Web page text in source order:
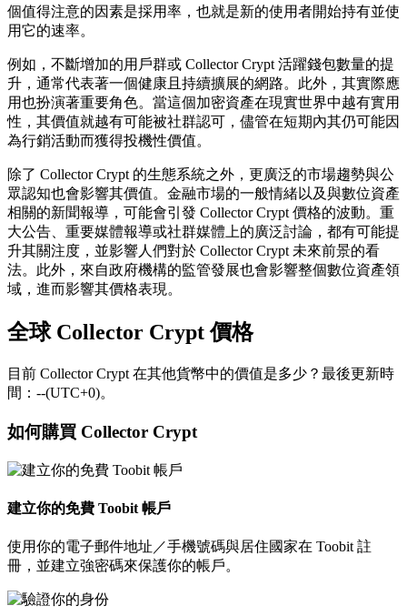
個值得注意的因素是採用率，也就是新的使用者開始持有並使
用它的速率。
例如，不斷增加的用戶群或 Collector Crypt 活躍錢包數量的提
升，通常代表著一個健康且持續擴展的網路。此外，其實際應
用也扮演著重要角色。當這個加密資產在現實世界中越有實用
性，其價值就越有可能被社群認可，儘管在短期內其仍可能因
為行銷活動而獲得投機性價值。
除了 Collector Crypt 的生態系統之外，更廣泛的市場趨勢與公
眾認知也會影響其價值。金融市場的一般情緒以及與數位資產
相關的新聞報導，可能會引發 Collector Crypt 價格的波動。重
大公告、重要媒體報導或社群媒體上的廣泛討論，都有可能提
升其關注度，並影響人們對於 Collector Crypt 未來前景的看
法。此外，來自政府機構的監管發展也會影響整個數位資產領
域，進而影響其價格表現。
全球 Collector Crypt 價格
目前 Collector Crypt 在其他貨幣中的價值是多少？最後更新時
間：--(UTC+0)。
如何購買 Collector Crypt
建立你的免費 Toobit 帳戶
使用你的電子郵件地址／手機號碼與居住國家在 Toobit 註
冊，並建立強密碼來保護你的帳戶。